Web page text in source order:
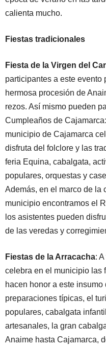
calienta mucho.
Fiestas tradicionales
Fiesta de la Virgen del
participantes a este evento
hermosa procesión de
rezos. Así mismo pueden
Cumpleaños de
municipio de Cajamarca
disfruta del folclore y las
feria Equina, cabalgata,
populares, orquestas y
Además, en el marco de la
municipio encontramos el
los asistentes pueden
de las veredas y
Fiestas de la Arracacha:
celebra en el municipio las
hacen honor a este
preparaciones típicas, el
populares, cabalgata
artesanales, la gran
Anaime hasta Cajamarca,